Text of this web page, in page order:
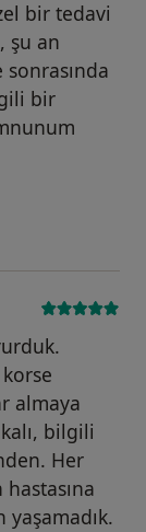
bir tedavi
şu an
bir
almaya
bilgili
Her